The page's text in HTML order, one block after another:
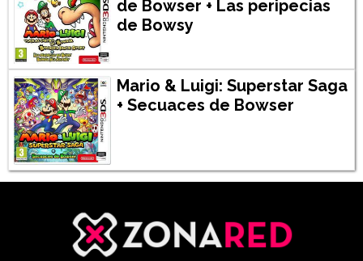
de Bowser + Las peripecias
de Bowsy
Mario & Luigi: Superstar Saga
+ Secuaces de Bowser